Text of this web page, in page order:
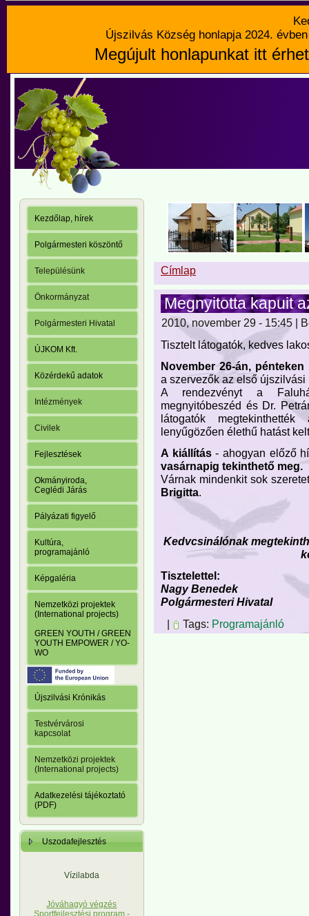
Újszilvás Község honlapja 2024.
Megújult honlapunkat itt
Kezdőlap, hírek
Polgármesteri köszöntő
Településünk
Önkormányzat
Polgármesteri Hivatal
ÚJKOM Kft.
Közérdekű adatok
Intézmények
Civilek
Fejlesztések
Okmányiroda,
Ceglédi Járás
Pályázati figyelő
Kultúra,
programajánló
Képgaléria
Nemzetközi projektek
(International projects)
GREEN YOUTH / GREEN
YOUTH EMPOWER / YO-
WO
Újszilvási Krónikás
Testvérvárosi
kapcsolat
Nemzetközi projektek
(International projects)
Adatkezelési tájékoztató
(PDF)
Uszodafejlesztés
Vízilabda
Jóváhagyó végzés
Sportfejlesztési program -
Címlap
Megnyitotta kapuit
2010, november 29 - 15:45 |
Tisztelt látogatók, kedves
November 26-án,
a szervezők az első
A rendezvényt a
megnyitóbeszéd és Dr.
látogatók
lenyűgözően élethű hatást
A kiállítás- ahogyan előző
vasárnapig tekinthető meg.
Várnak mindenkit sok
Brigitta.
Kedvcsinálónak
Tisztelettel:
Nagy Benedek
Polgármesteri Hivatal
|
Tags: Programajánló